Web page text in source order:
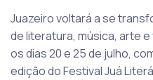
Juazeiro voltará a se
de literatura, música, arte
os dias 20 e 25 de julho,
edição do Festival Juá